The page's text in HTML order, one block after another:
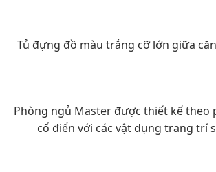
Tủ đựng đồ màu trắng cỡ lớn giữa
Phòng ngủ Master được thiết kế theo
cổ điển với các vật dụng trang trí